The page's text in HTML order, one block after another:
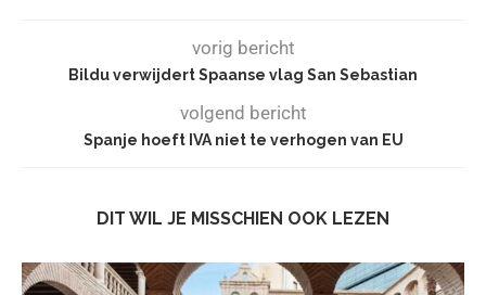
vorig bericht
Bildu verwijdert Spaanse vlag San Sebastian
volgend bericht
Spanje hoeft IVA niet te verhogen van EU
DIT WIL JE MISSCHIEN OOK LEZEN